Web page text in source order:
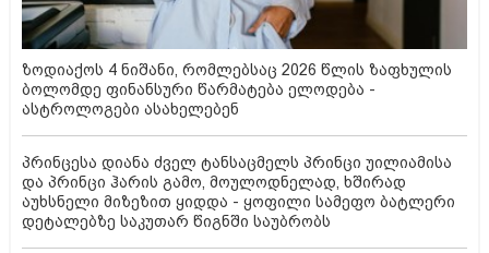
ზოდიაქოს 4 ნიშანი, რომლებსაც 2026 წლის ზაფხულის
ბოლომდე ფინანსური წარმატება ელოდება -
ასტროლოგები ასახელებენ
პრინცესა დიანა ძველ ტანსაცმელს პრინცი უილიამისა
და პრინცი ჰარის გამო, მოულოდნელად, ხშირად
აუხსნელი მიზეზით ყიდდა - ყოფილი სამეფო ბატლერი
დეტალებზე საკუთარ წიგნში საუბრობს